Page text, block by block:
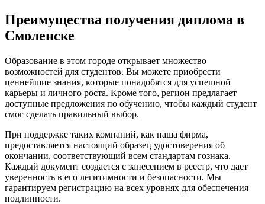
Преимущества получения диплома в
Смоленске
Образование в этом городе открывает множество
возможностей для студентов. Вы можете приобрести
ценнейшие знания, которые понадобятся для успешной
карьеры и личного роста. Кроме того, регион предлагает
доступные предложения по обучению, чтобы каждый студент
смог сделать правильный выбор.
При поддержке таких компаний, как наша фирма,
предоставляется настоящий образец удостоверения об
окончании, соответствующий всем стандартам гознака.
Каждый документ создается с занесением в реестр, что дает
уверенность в его легитимности и безопасности. Мы
гарантируем регистрацию на всех уровнях для обеспечения
подлинности.